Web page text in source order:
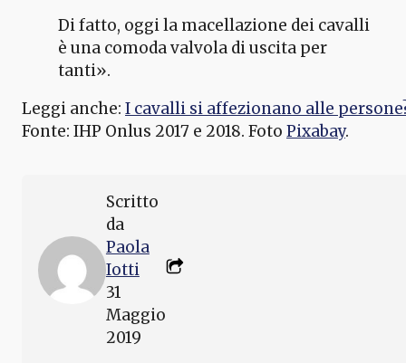
Di fatto, oggi la macellazione dei cavalli
è una comoda valvola di uscita per
tanti».
Leggi anche: I cavalli si affezionano alle
Fonte: IHP Onlus 2017 e 2018. Foto Pixabay.
Scritto
da
Paola
Iotti
31
Maggio
2019